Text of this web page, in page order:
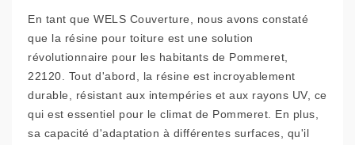
En tant que WELS Couverture, nous avons constaté
que la résine pour toiture est une solution
révolutionnaire pour les habitants de Pommeret,
22120. Tout d'abord, la résine est incroyablement
durable, résistant aux intempéries et aux rayons UV, ce
qui est essentiel pour le climat de Pommeret. En plus,
sa capacité d'adaptation à différentes surfaces, qu'il